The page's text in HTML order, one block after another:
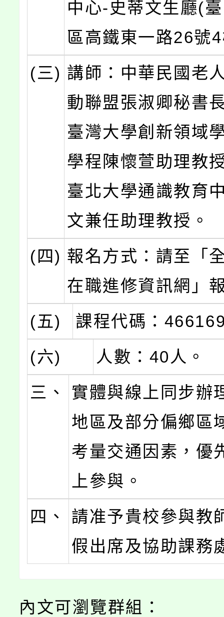
中心-史蒂文生廳(
區高鐵東一路26號
(三) 講師：中華民國老
動聯盟張淑卿秘書
臺灣大學創新領域
學程陳懷萱助理教
臺北大學通識教育
文兼任助理教授。
(四) 報名方式：請至「
在職進修資訊網」
(五)
課程代碼：
(六)
人數：40人。
三、
實體與線上同步辦
地區及部分偏鄉區
考量交通因素，優
上參與。
四、
請准予貴校參與教
假出席及協助課務
內文可瀏覽群組：